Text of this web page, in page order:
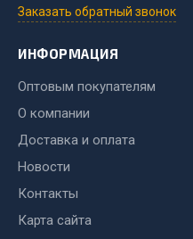
Фильтры DONALDSON
Весь раздел
Всё для сварки
Заказать обратный звонок
ИНФОРМАЦИЯ
Оптовым покупателям
О компании
Доставка и оплата
Новости
Контакты
Карта сайта